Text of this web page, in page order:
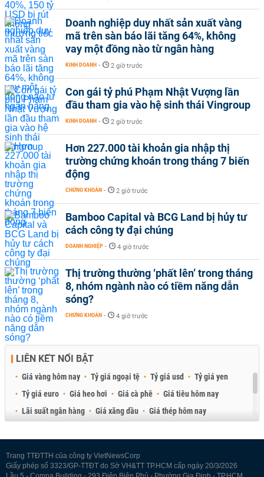
Doanh nghiệp duy nhất sản xuất vàng
mã trên sàn báo lãi tăng 64%, không
vay một đồng nào từ ngân hàng
KINH DOANH - 2 giờ trước
Con gái tỷ phú Phạm Nhật Vượng lần
đầu tham gia vào hệ sinh thái Vingroup
KINH DOANH - 2 giờ trước
Hơn 227.000 tài khoản gia nhập thị
trường chứng khoán trong tháng 7 biến
động
CHỨNG KHOÁN - 2 giờ trước
Bamboo Capital và BCG Land bị hủy tư
cách công ty đại chúng
DOANH NGHIỆP - 4 giờ trước
Thị trường thường ‘phất lên’ trong tháng
8, nhóm ngành nào có tiềm năng dẫn
sóng?
CHỨNG KHOÁN - 4 giờ trước
LIÊN KẾT NỔI BẬT
Giá vàng hôm nay Tỷ giá ngoại tệ Tỷ giá usd
Tỷ giá yen
Tỷ giá euro
Giá heo hơi Giá cà phê
Giá tiêu hôm nay
Lãi suất ngân hàng
Giá xăng dầu
Giá thép hôm nay
Trang TTĐTTH của công ty VietNewsCorp
Giấy phép số 3323/GP-TTĐT do Sở VH&TT TP.HCM cấp ngày 20/3/2026